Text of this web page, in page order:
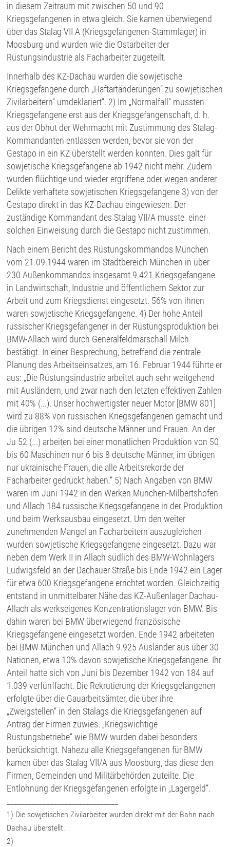
in diesem Zeitraum mit zwischen 50 und 90
Kriegsgefangenen in etwa gleich. Sie kamen überwiegend
über das Stalag VII A (Kriegsgefangenen-Stammlager) in
Moosburg und wurden wie die Ostarbeiter der
Rüstungsindustrie als Facharbeiter zugeteilt.
Innerhalb des KZ-Dachau wurden die sowjetische
Kriegsgefangene durch „Haftartänderungen“ zu sowjetischen
Zivilarbeitern“ umdeklariert“. 2) Im „Normalfall“ mussten
Kriegsgefangene erst aus der Kriegsgefangenschaft, d. h.
aus der Obhut der Wehrmacht mit Zustimmung des Stalag-
Kommandanten entlassen werden, bevor sie von der
Gestapo in ein KZ überstellt werden konnten. Dies galt für
sowjetische Kriegsgefangene ab 1942 nicht mehr. Zudem
wurden flüchtige und wieder ergriffene oder wegen anderer
Delikte verhaftete sowjetischen Kriegsgefangene 3) von der
Gestapo direkt in das KZ-Dachau eingewiesen. Der
zuständige Kommandant des Stalag VII/A musste einer
solchen Einweisung durch die Gestapo nicht zustimmen.
Nach einem Bericht des Rüstungskommandos München
vom 21.09.1944 waren im Stadtbereich München in über
230 Außenkommandos insgesamt 9.421 Kriegsgefangene
in Landwirtschaft, Industrie und öffentlichem Sektor zur
Arbeit und zum Kriegsdienst eingesetzt. 56% von ihnen
waren sowjetische Kriegsgefangene. 4) Der hohe Anteil
russischer Kriegsgefangener in der Rüstungsproduktion bei
BMW-Allach wird durch Generalfeldmarschall Milch
bestätigt. In einer Besprechung, betreffend die zentrale
Planung des Arbeitseinsatzes, am 16. Februar 1944 führte er
aus: „Die Rüstungsindustrie arbeitet auch sehr weitgehend
mit Ausländern, und zwar nach den letzten effektiven Zahlen
mit 40% (...). Unser hochwertigster neuer Motor [BMW 801]
wird zu 88% von russischen Kriegsgefangenen gemacht und
die übrigen 12% sind deutsche Männer und Frauen. An der
Ju 52 (...) arbeiten bei einer monatlichen Produktion von 50
bis 60 Maschinen nur 6 bis 8 deutsche Männer, im übrigen
nur ukrainische Frauen, die alle Arbeitsrekorde der
Facharbeiter gedrückt haben.“ 5) Nach Angaben von BMW
waren im Juni 1942 in den Werken München-Milbertshofen
und Allach 184 russische Kriegsgefangene in der Produktion
und beim Werksausbau eingesetzt. Um den weiter
zunehmenden Mangel an Facharbeitern auszugleichen
wurden sowjetische Kriegsgefangene eingesetzt. Dazu war
neben dem Werk II in Allach südlich des BMW-Wohnlagers
Ludwigsfeld an der Dachauer Straße bis Ende 1942 ein Lager
für etwa 600 Kriegsgefangene errichtet worden. Gleichzeitig
entstand in unmittelbarer Nähe das KZ-Außenlager Dachau-
Allach als werkseigenes Konzentrationslager von BMW. Bis
dahin waren bei BMW überwiegend französische
Kriegsgefangene eingesetzt worden. Ende 1942 arbeiteten
bei BMW München und Allach 9.925 Ausländer aus über 30
Nationen, etwa 10% davon sowjetische Kriegsgefangene. Ihr
Anteil hatte sich von Juni bis Dezember 1942 von 184 auf
1.039 verfünffacht. Die Rekrutierung der Kriegsgefangenen
erfolgte über die Gauarbeitsämter, die über ihre
„Zweigstellen“ in den Stalags die Kriegsgefangenen auf
Antrag der Firmen zuwies. „Kriegswichtige
Rüstungsbetriebe“ wie BMW wurden dabei besonders
berücksichtigt. Nahezu alle Kriegsgefangenen für BMW
kamen über das Stalag VII/A aus Moosburg, das diese den
Firmen, Gemeinden und Militärbehörden zuteilte. Die
Entlohnung der Kriegsgefangenen erfolgte in „Lagergeld“.
1) Die sowjetischen Zivilarbeiter wurden direkt mit der Bahn nach
Dachau überstellt.
2)